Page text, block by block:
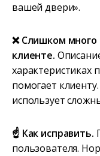
вашей двери».
❌ Слишком много
клиенте.
характеристиках
помогает
использует
☝️ Как исправить.
пользователя.